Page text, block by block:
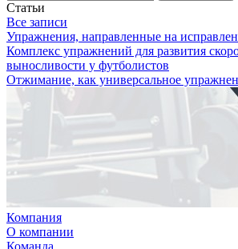
Статьи
Все записи
Упражнения, направленные на
Комплекс упражнений для развития
выносливости у футболистов
Отжимание, как универсальное
Компания
О компании